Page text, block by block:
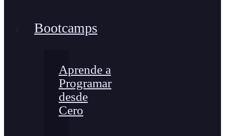
Bootcamps
Aprende a
Programar
desde
Cero